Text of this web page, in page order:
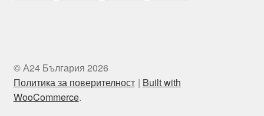
© А24 България 2026
Политика за поверителност
Built with
WooCommerce.